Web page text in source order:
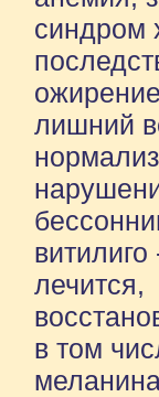
синдром
лишний
лечится,
в том